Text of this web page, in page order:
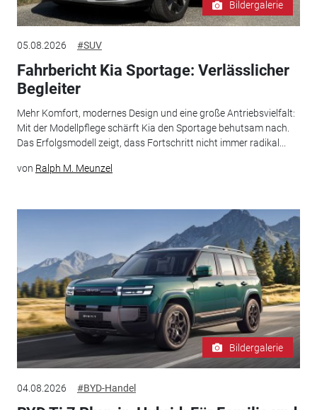
Bildergalerie
05.08.2026 #SUV
Fahrbericht Kia Sportage: Verlässlicher
Begleiter
Mehr Komfort, modernes Design und eine große Antriebsvielfalt:
Mit der Modellpflege schärft Kia den Sportage behutsam nach.
Das Erfolgsmodell zeigt, dass Fortschritt nicht immer radikal...
von Ralph M. Meunzel
Bildergalerie
04.08.2026 #BYD-Handel